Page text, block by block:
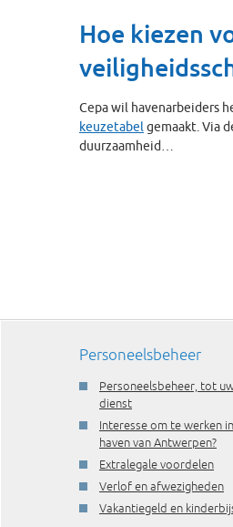
Hoe kiezen
Cepa wil havenarbeiders
keuzetabel gemaakt. Via
duurzaamheid…
Personeelsbeheer
Personeelsbeheer, tot
dienst
Interesse om te werken
haven van Antwerpen?
Extralegale voordelen
Verlof en afwezigheden
Vakantiegeld en